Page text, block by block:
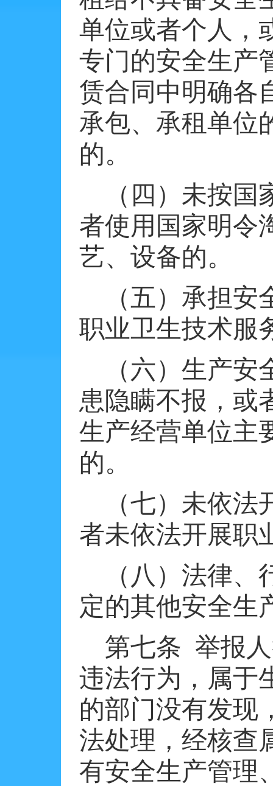
单位或者个人，
专门的安全生产
赁合同中明确各
承包、承租单位
的。
（四）未按
者使用国家明令
艺、设备的。
（五）承担
职业卫生技术服
（六）生产
患隐瞒不报，或
生产经营单位主
的。
（七）未依
者未依法开展职
（八）法律
定的其他安全生
第七条 举报
违法行为，属于
的部门没有发现
法处理，经核查
有安全生产管理